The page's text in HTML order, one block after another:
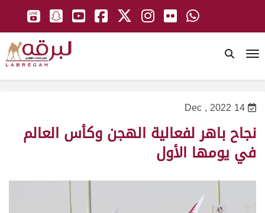
14 Dec , 2022
نجاح باهر لفعالية الهجن وكأس العالم
في يومها الأول